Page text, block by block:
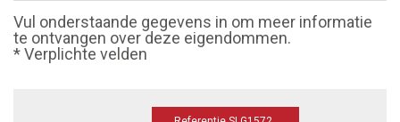
Vul onderstaande gegevens in om meer informatie
te ontvangen over deze eigendommen.
* Verplichte velden